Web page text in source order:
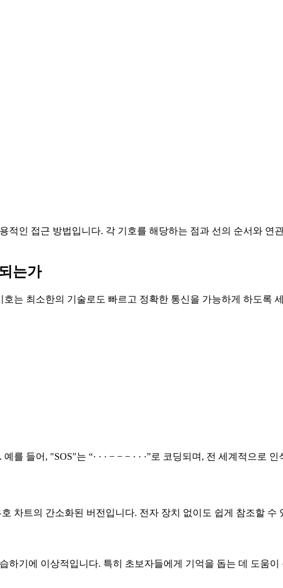
적인 접근 방법입니다. 각 기호를 해당하는 점과 선의 순서와 연
는가
는 최소한의 기술로도 빠르고 정확한 통신을 가능하게 하도록
들어, "SOS"는 “· · · − − − · · ·”로 코딩되며, 전 세계적으로
차트의 간소화된 버전입니다. 전자 장치 없이도 쉽게 참조할 수
기에 이상적입니다. 특히 초보자들에게 기억을 돕는 데 도움이